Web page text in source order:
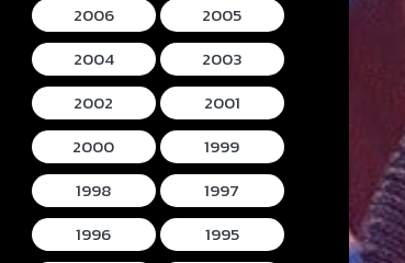
2006
2005
2004
2003
2002
2001
2000
1999
1998
1997
1996
1995